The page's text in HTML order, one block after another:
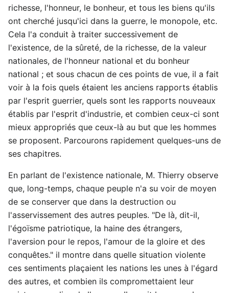
richesse, l'honneur, le bonheur, et tous les biens qu'ils
ont cherché jusqu'ici dans la guerre, le monopole, etc.
Cela l'a conduit à traiter successivement de
l'existence, de la sûreté, de la richesse, de la valeur
nationales, de l'honneur national et du bonheur
national ; et sous chacun de ces points de vue, il a fait
voir à la fois quels étaient les anciens rapports établis
par l'esprit guerrier, quels sont les rapports nouveaux
établis par l'esprit d'industrie, et combien ceux-ci sont
mieux appropriés que ceux-là au but que les hommes
se proposent. Parcourons rapidement quelques-uns de
ses chapitres.
En parlant de l'existence nationale, M. Thierry observe
que, long-temps, chaque peuple n'a su voir de moyen
de se conserver que dans la destruction ou
l'asservissement des autres peuples. "De là, dit-il,
l'égoïsme patriotique, la haine des étrangers,
l'aversion pour le repos, l'amour de la gloire et des
conquêtes." il montre dans quelle situation violente
ces sentiments plaçaient les nations les unes à l'égard
des autres, et combien ils compromettaient leur